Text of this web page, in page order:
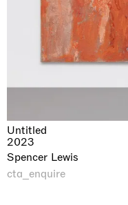
Untitled
2023
Spencer Lewis
cta_enquire